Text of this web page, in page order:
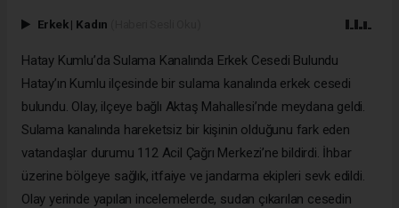
Erkek | Kadın
Hatay Kumlu’da Sulama Kanalında Erkek Cesedi Bulundu
Hatay’ın Kumlu ilçesinde bir sulama kanalında erkek cesedi
bulundu. Olay, ilçeye bağlı Aktaş Mahallesi’nde meydana geldi.
Sulama kanalında hareketsiz bir kişinin olduğunu fark eden
vatandaşlar durumu 112 Acil Çağrı Merkezi’ne bildirdi. İhbar
üzerine bölgeye sağlık, itfaiye ve jandarma ekipleri sevk edildi.
Olay yerinde yapılan incelemelerde, sudan çıkarılan cesedin